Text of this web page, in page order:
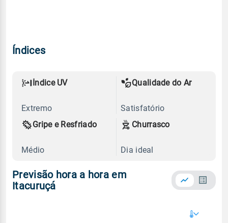
Índices
Índice UV
Extremo
Qualidade do Ar
Satisfatório
Gripe e Resfriado
Médio
Churrasco
Dia ideal
Previsão hora a hora em
Itacuruçá